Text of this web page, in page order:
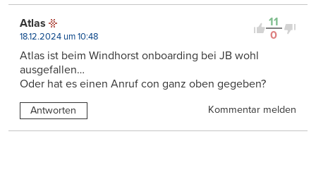
11
0
Atlas
18.12.2024 um 10:48
Atlas ist beim Windhorst onboarding bei JB wohl
ausgefallen…
Oder hat es einen Anruf con ganz oben gegeben?
Antworten Kommentar melden